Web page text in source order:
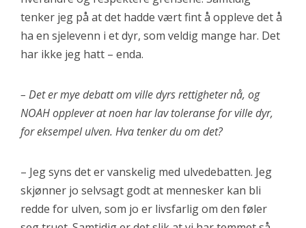
tenker jeg på at det hadde vært fint å oppleve det å
ha en sjelevenn i et dyr, som veldig mange har. Det
har ikke jeg hatt – enda.
– Det er mye debatt om ville dyrs rettigheter nå, og
NOAH opplever at noen har lav toleranse for ville dyr,
for eksempel ulven. Hva tenker du om det?
– Jeg syns det er vanskelig med ulvedebatten. Jeg
skjønner jo selvsagt godt at mennesker kan bli
redde for ulven, som jo er livsfarlig om den føler